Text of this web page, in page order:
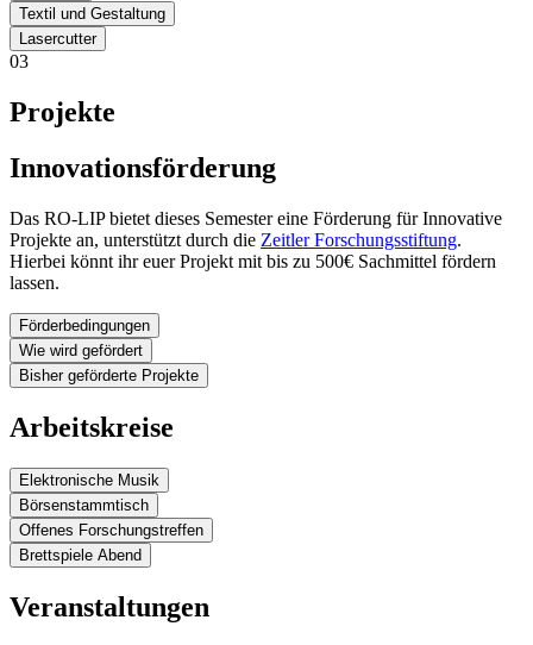
Textil und Gestaltung
Lasercutter
03
Projekte
Innovationsförderung
Das RO-LIP bietet dieses Semester eine Förderung für Innovative
Projekte an, unterstützt durch die Zeitler Forschungsstiftung.
Hierbei könnt ihr euer Projekt mit bis zu 500€ Sachmittel fördern
lassen.
Förderbedingungen
Wie wird gefördert
Bisher geförderte Projekte
Arbeitskreise
Elektronische Musik
Börsenstammtisch
Offenes Forschungstreffen
Brettspiele Abend
Veranstaltungen